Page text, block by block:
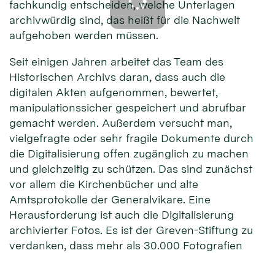
fachkundig entscheiden, welche Unterlagen
archivwürdig sind, das heißt für die Nachwelt
aufgehoben werden müssen.
Seit einigen Jahren arbeitet das Team des
Historischen Archivs daran, dass auch die
digitalen Akten aufgenommen, bewertet,
manipulationssicher gespeichert und abrufbar
gemacht werden. Außerdem versucht man,
vielgefragte oder sehr fragile Dokumente durch
die Digitalisierung offen zugänglich zu machen
und gleichzeitig zu schützen. Das sind zunächst
vor allem die Kirchenbücher und alte
Amtsprotokolle der Generalvikare. Eine
Herausforderung ist auch die Digitalisierung
archivierter Fotos. Es ist der Greven-Stiftung zu
verdanken, dass mehr als 30.000 Fotografien